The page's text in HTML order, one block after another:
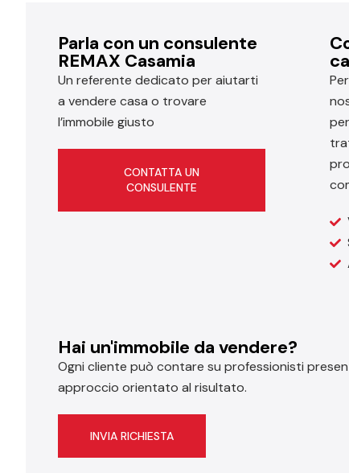
Parla con un consulente
REMAX Casamia
Un referente dedicato per aiutarti
a vendere casa o trovare
l’immobile giusto
CONTATTA UN
CONSULENTE
Hai un'immobile da vendere?
Ogni cliente può contare su professionisti
approccio orientato al risultato.
INVIA RICHIESTA